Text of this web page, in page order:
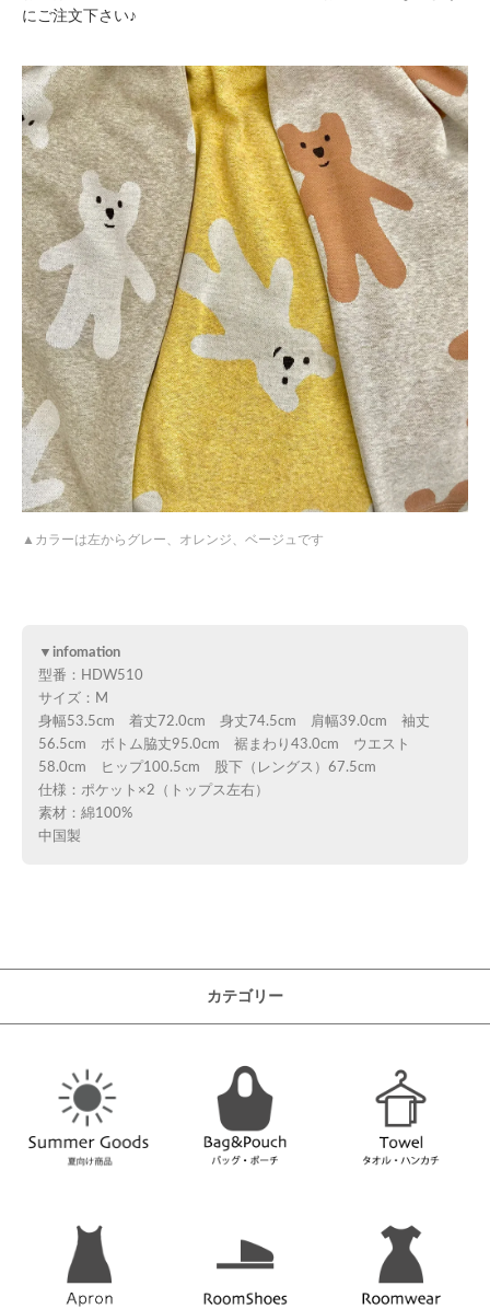
にご注文下さい♪
カラーは左からグレー、オレンジ、ベージュです
▼infomation
型番：HDW510
サイズ：M
身幅53.5cm 着丈72.0cm 身丈74.5cm 肩幅39.0cm 袖丈
56.5cm ボトム脇丈95.0cm 裾まわり43.0cm ウエスト
58.0cm ヒップ100.5cm 股下（レングス）67.5cm
仕様：ポケット×2（トップス左右）
素材：綿100%
中国製
カテゴリー